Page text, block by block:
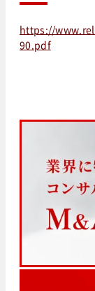
https://
90.pdf